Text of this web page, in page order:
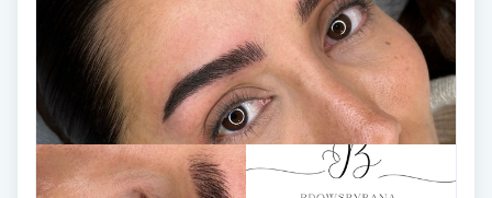
Gravidmassage
Gravidyoga
Gruppträning